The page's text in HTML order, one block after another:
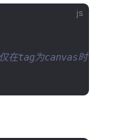
js
tag为canvas时有效，可